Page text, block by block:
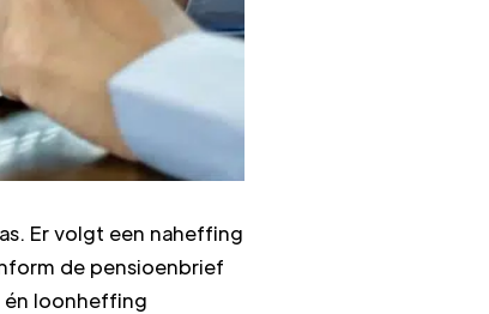
Er volgt een naheffing
de pensioenbrief
én loonheffing